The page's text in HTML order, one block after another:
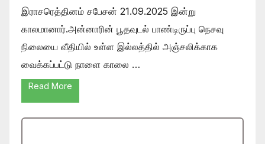
இராசரெத்தினம் சபேசன் 21.09.2025 இன்று
காலமானார்.அன்னாரின் பூதவுடல் பாண்டிருப்பு நெசவு
நிலையை வீதியில் உள்ள இல்லத்தில் அஞ்சலிக்காக
வைக்கப்பட்டு நாளை காலை …
Read More